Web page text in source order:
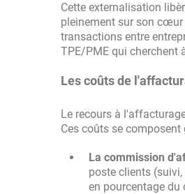
Cette externalisation
pleinement sur son
transactions entre
TPE/PME qui cherchent
Les coûts de
Le recours à
Ces coûts se
La commission
poste clients
en pourcentage